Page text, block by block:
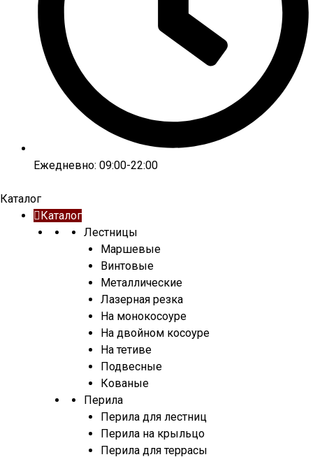
Ежедневно: 09:00-22:00
Каталог
Каталог
Лестницы
Маршевые
Винтовые
Металлические
Лазерная резка
На монокосоуре
На двойном косоуре
На тетиве
Подвесные
Кованые
Перила
Перила для лестниц
Перила на крыльцо
Перила для террасы